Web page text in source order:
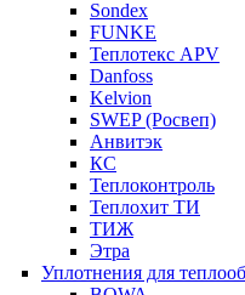
Sondex
FUNKE
Теплотекс APV
Danfoss
Kelvion
SWEP (Росвеп)
Анвитэк
КС
Теплоконтроль
Теплохит ТИ
ТИЖ
Этра
Уплотнения для